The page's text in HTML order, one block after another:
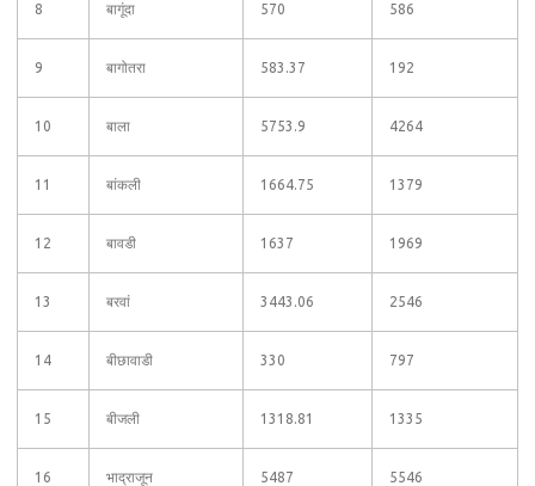
8 बागूंदा 570 586
9 बागोतरा 583.37 192
10 बाला 5753.9 4264
11 बांकली 1664.75 1379
12 बावडी 1637 1969
13 बरवां 3443.06 2546
14 बीछावाडी 330 797
15 बीजली 1318.81 1335
16 भाद्राजून 5487 5546